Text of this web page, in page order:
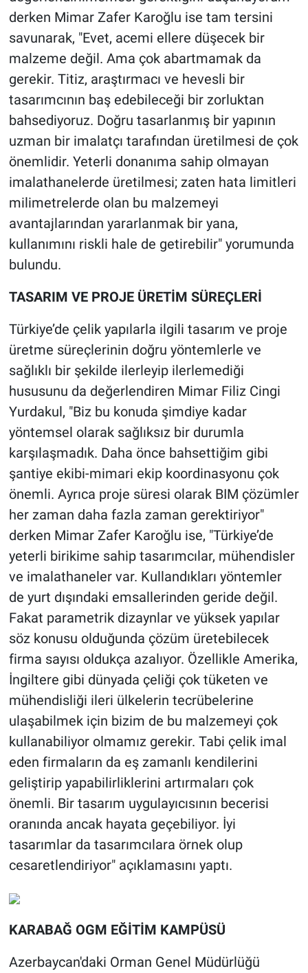
derken Mimar Zafer Karoğlu ise tam tersini
savunarak, "Evet, acemi ellere düşecek bir
malzeme değil. Ama çok abartmamak da
gerekir. Titiz, araştırmacı ve hevesli bir
tasarımcının baş edebileceği bir zorluktan
bahsediyoruz. Doğru tasarlanmış bir yapının
uzman bir imalatçı tarafından üretilmesi de çok
önemlidir. Yeterli donanıma sahip olmayan
imalathanelerde üretilmesi; zaten hata limitleri
milimetrelerde olan bu malzemeyi
avantajlarından yararlanmak bir yana,
kullanımını riskli hale de getirebilir" yorumunda
bulundu.
TASARIM VE PROJE ÜRETİM SÜREÇLERİ
Türkiye’de çelik yapılarla ilgili tasarım ve proje
üretme süreçlerinin doğru yöntemlerle ve
sağlıklı bir şekilde ilerleyip ilerlemediği
hususunu da değerlendiren Mimar Filiz Cingi
Yurdakul, "Biz bu konuda şimdiye kadar
yöntemsel olarak sağlıksız bir durumla
karşılaşmadık. Daha önce bahsettiğim gibi
şantiye ekibi-mimari ekip koordinasyonu çok
önemli. Ayrıca proje süresi olarak BIM çözümler
her zaman daha fazla zaman gerektiriyor"
derken Mimar Zafer Karoğlu ise, "Türkiye’de
yeterli birikime sahip tasarımcılar, mühendisler
ve imalathaneler var. Kullandıkları yöntemler
de yurt dışındaki emsallerinden geride değil.
Fakat parametrik dizaynlar ve yüksek yapılar
söz konusu olduğunda çözüm üretebilecek
firma sayısı oldukça azalıyor. Özellikle Amerika,
İngiltere gibi dünyada çeliği çok tüketen ve
mühendisliği ileri ülkelerin tecrübelerine
ulaşabilmek için bizim de bu malzemeyi çok
kullanabiliyor olmamız gerekir. Tabi çelik imal
eden firmaların da eş zamanlı kendilerini
geliştirip yapabilirliklerini artırmaları çok
önemli. Bir tasarım uygulayıcısının becerisi
oranında ancak hayata geçebiliyor. İyi
tasarımlar da tasarımcılara örnek olup
cesaretlendiriyor" açıklamasını yaptı.
KARABAĞ OGM EĞİTİM KAMPÜSÜ
Azerbaycan'daki Orman Genel Müdürlüğü